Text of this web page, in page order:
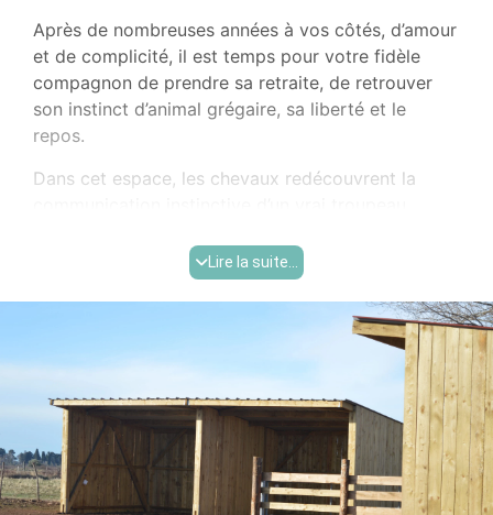
Après de nombreuses années à vos côtés, d’amour
et de complicité, il est temps pour votre fidèle
compagnon de prendre sa retraite, de retrouver
son instinct d’animal grégaire, sa liberté et le
repos.
Dans cet espace, les chevaux redécouvrent la
Ils apprécient les déplacements quotidiens, les
heures de broutage et la vie en communauté.
Le troupeau est composé d’une vingtaine de
Les chevaux sont nourris tous les jours au foin de
Crau AOP Bio (issu de notre exploitation). Le foin
est distribué dans des râteliers collectifs et des
pallox. Cette visite journalière nous permet
également de vérifier la bonne santé de chaque
Lire la suite...